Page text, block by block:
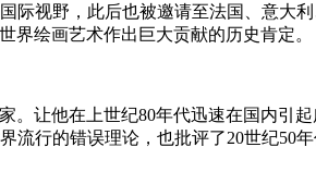
视野，此后也被邀请至法国、意大
绘画艺术作出巨大贡献的历史肯定。
让他在上世纪80年代迅速在国内引
行的错误理论，也批评了20世纪50